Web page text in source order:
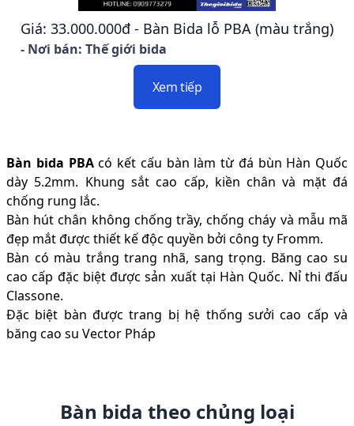
Giá: 33.000.000đ - Bàn Bida lỗ PBA (màu trắng)
- Nơi bán: Thế giới bida
Xem tiếp
Bàn bida PBAcó kết cấu bàn làm từ đá bùn Hàn Quốc
dày 5.2mm. Khung sắt cao cấp, kiền chân và mặt đá
chống rung lắc.
Bàn hút chân không chống trầy, chống cháy và mẫu mã
đẹp mắt được thiết kế độc quyền bởi công ty Fromm.
Bàn có màu trắng trang nhã, sang trọng. Băng cao su
cao cấp đặc biệt được sản xuất tại Hàn Quốc. Nỉ thi đấu
Classone.
Đặc biệt bàn được trang bị hệ thống sưởi cao cấp và
băng cao su Vector Pháp
Bàn bida theo chủng loại